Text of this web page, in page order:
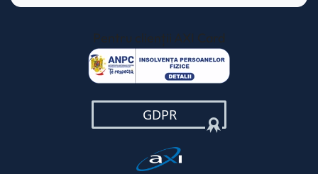
Pentru clienții AXI Card
(opens in a new